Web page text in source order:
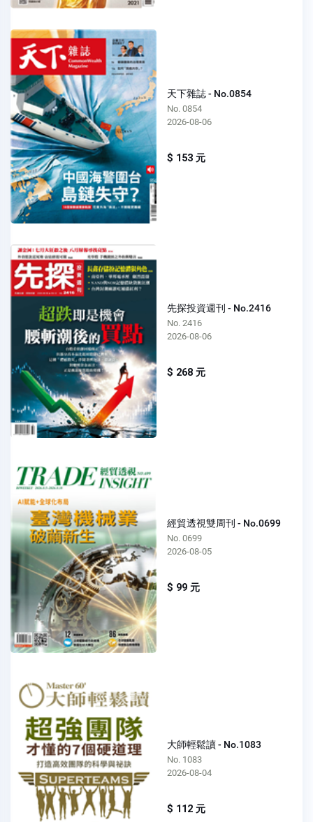
天下雜誌 - No.0854
No. 0854
2026-08-06
$ 153 元
先探投資週刊 - No.2416
No. 2416
2026-08-06
$ 268 元
經貿透視雙周刊 - No.0699
No. 0699
2026-08-05
$ 99 元
大師輕鬆讀 - No.1083
No. 1083
2026-08-04
$ 112 元